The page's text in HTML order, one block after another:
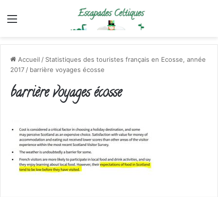
Menu
Accueil / Statistiques des touristes français en Ecosse, année
2017 / barrière voyages écosse
barrière voyages écosse